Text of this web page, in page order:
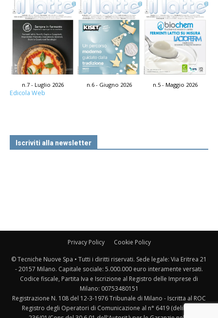
n.7 - Luglio 2026 n.6 - Giugno 2026 n.5 - Maggio 2026
Edicola Web
Iscriviti alla newsletter
Privacy Policy Cookie Policy
© Tecniche Nuove Spa • Tutti i diritti riservati. Sede legale: Via Eritrea 21
- 20157 Milano. Capitale sociale: 5.000.000 euro interamente versati.
Codice fiscale, Partita Iva e Iscrizione al Registro delle Imprese di
Milano: 00753480151
Registrazione N. 108 del 12-3-1976 Tribunale di Milano - Iscritta al ROC
Registro degli Operatori di Comunicazione al n° 6419 (delibera